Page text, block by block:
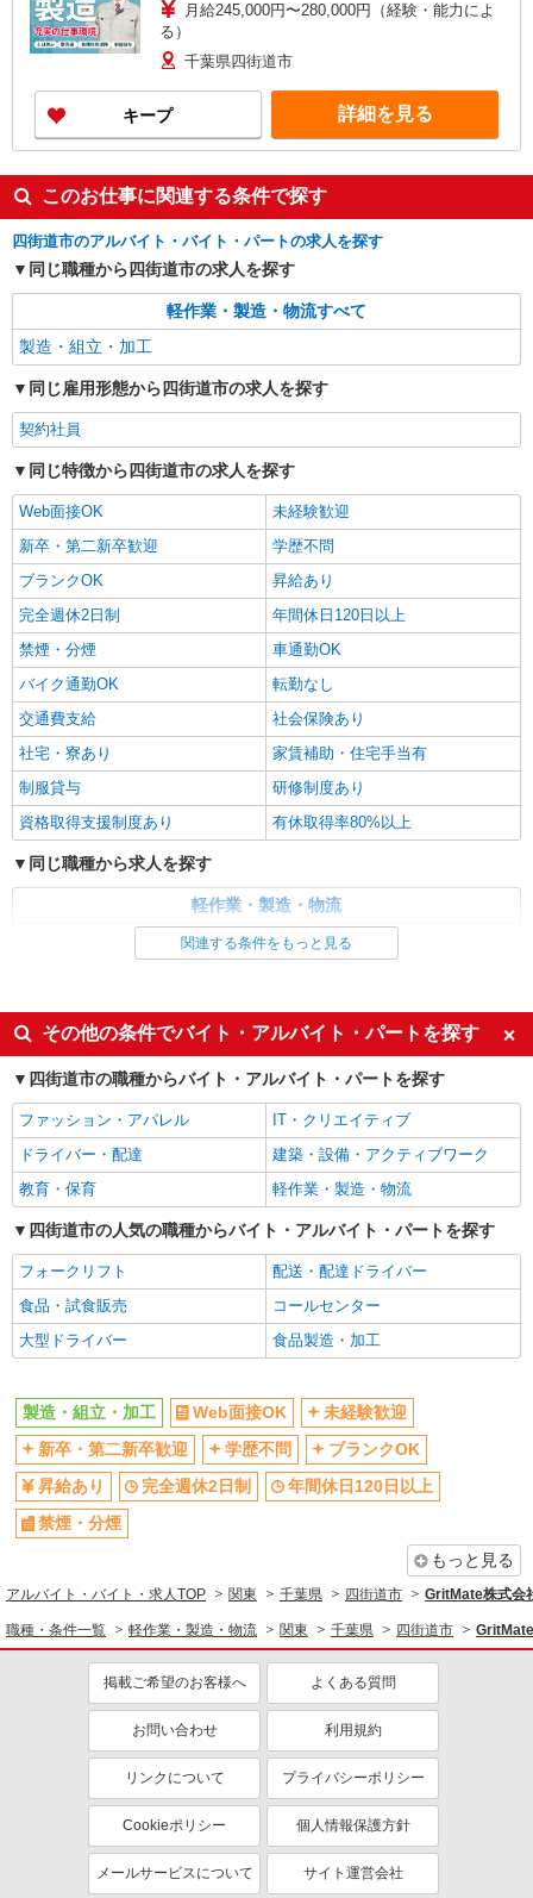
月給245,000円〜280,000円（経験・能力によ
る）
千葉県四街道市
キープ 詳細を見る
このお仕事に関連する条件で探す
四街道市のアルバイト・バイト・パートの求人を探す
同じ職種から四街道市の求人を探す
軽作業・製造・物流すべて
製造・組立・加工
同じ雇用形態から四街道市の求人を探す
契約社員
同じ特徴から四街道市の求人を探す
Web面接OK
未経験歓迎
新卒・第二新卒歓迎
学歴不問
ブランクOK
昇給あり
完全週休2日制
年間休日120日以上
禁煙・分煙
車通勤OK
バイク通勤OK
転勤なし
交通費支給
社会保険あり
社宅・寮あり
家賃補助・住宅手当有
制服貸与
研修制度あり
資格取得支援制度あり
有休取得率80%以上
同じ職種から求人を探す
軽作業・製造・物流
未経験歓迎
車通勤OK
交通費支給
社会保険あり
社宅・寮あり
関連する条件をもっと見る
その他の条件でバイト・アルバイト・パートを探す
四街道市の職種からバイト・アルバイト・パートを探す
ファッション・アパレル
IT・クリエイティブ
ドライバー・配達
建築・設備・アクティブワーク
教育・保育
軽作業・製造・物流
四街道市の人気の職種からバイト・アルバイト・パートを探す
フォークリフト
配送・配達ドライバー
食品・試食販売
コールセンター
大型ドライバー
食品製造・加工
製造・組立・加工 Web面接OK
未経験歓迎
新卒・第二新卒歓迎
学歴不問
ブランクOK
昇給あり
完全週休2日制
年間休日120日以上
禁煙・分煙
もっと見る
アルバイト・バイト・求人TOP 関東 千葉県 四街道市 GritMate株式会
職種・条件一覧 軽作業・製造・物流 関東 千葉県 四街道市
掲載ご希望のお客様へ よくある質問
お問い合わせ 利用規約
リンクについて プライバシーポリシー
Cookieポリシー 個人情報保護方針
メールサービスについて サイト運営会社